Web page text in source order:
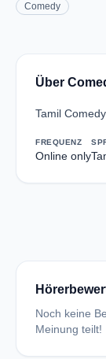
Comedy
Über
Tamil
FREQUENZ
Online only
Noch keine
Meinung teilt!